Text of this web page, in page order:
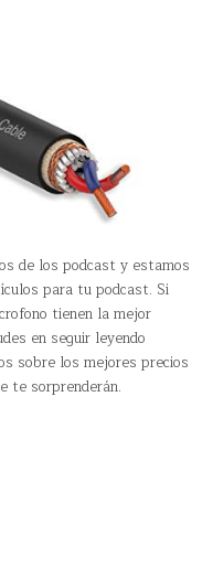
de los podcast y estamos
para tu podcast. Si
tienen la mejor
en seguir leyendo
sobre los mejores precios
te sorprenderán.